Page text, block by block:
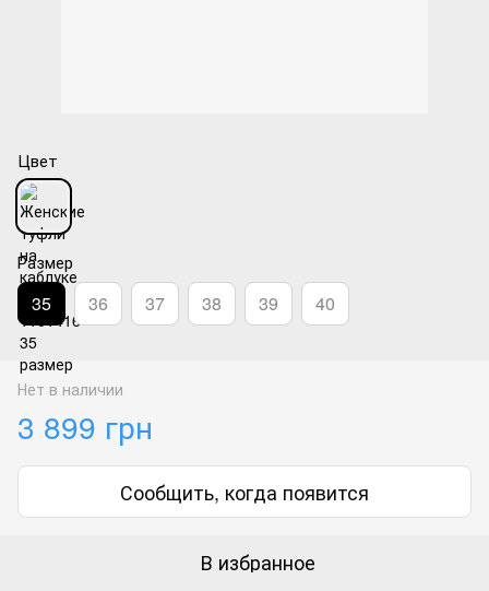
Цвет
Размер
35 36 37 38 39 40
Нет в наличии
3 899 грн
Сообщить, когда появится
В избранное